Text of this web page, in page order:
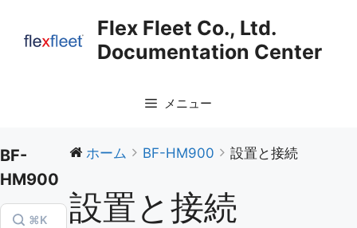
キ
プ
Flex Fleet Co., Ltd.
Documentation Center
メニュー
BF-
HM900
⌘K
ホーム BF-HM900 設置と接続
設置と接続